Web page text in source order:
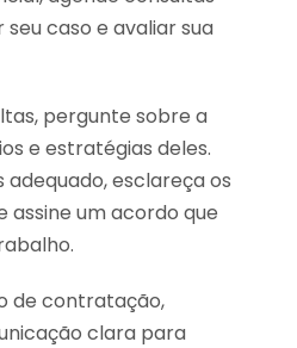
caso e avaliar sua
pergunte sobre a
e estratégias deles.
esclareça os
um acordo que
de contratação,
clara para